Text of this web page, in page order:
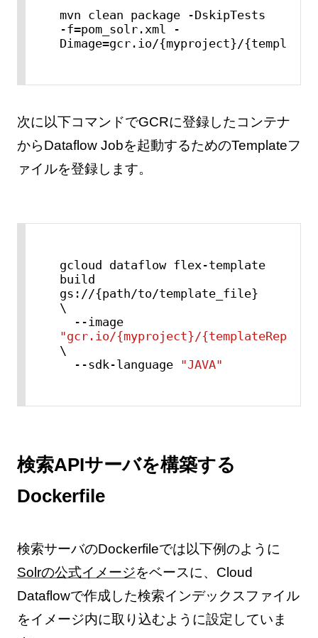
mvn clean package -DskipTests
-f=pom_solr.xml -
Dimage=gcr.io/{myproject}/
次に以下コマンドでGCRに登録したコンテナ
からDataflow Jobを起動するためのTemplateフ
ァイルを登録します。
gcloud dataflow flex-template
build
gs://{path/to/template_file}
\
  --image
"gcr.io/{myproject}/
\
  --sdk-language
"JAVA"
検索APIサーバを構築する
Dockerfile
検索サーバのDockerfileでは以下例のように
Solrの公式イメージをベースに、Cloud
Dataflowで作成した検索インデックスファイル
をイメージ内に取り込むように設定していま